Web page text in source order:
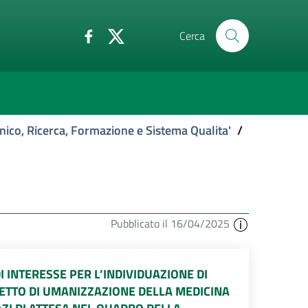
Cerca
Ricerca, Formazione e Sistema Qualita' /
Pubblicato il 16/04/2025
PER L’INDIVIDUAZIONE DI
DI UMANIZZAZIONE DELLA MEDICINA